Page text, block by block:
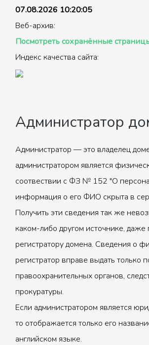
07.08.2026 10:20:05
Веб-архив:
Посмотреть сохранённые
Индекс качества сайта:
Администратор
Администратор — это владелец
администратором является
соотвествии с ФЗ № 152 "О
информация о его ФИО скрыта в
Получить эти сведения так же
каком-либо другом источнике, даже
регистратору домена. Сведения о
регистратор вправе выдать только
правоохранительных органов,
прокуратуры.
Если администратором является
то отображается только его
английском языке.